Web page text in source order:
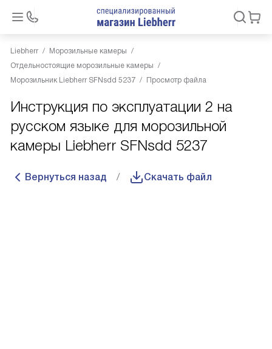
Liebherr
Морозильные камеры
Отдельностоящие морозильные камеры
Морозильник Liebherr SFNsdd 5237
Просмотр файла
Инструкция по эксплуатации 2 на
русском языке для морозильной
камеры Liebherr SFNsdd 5237
Вернуться назад Скачать файл